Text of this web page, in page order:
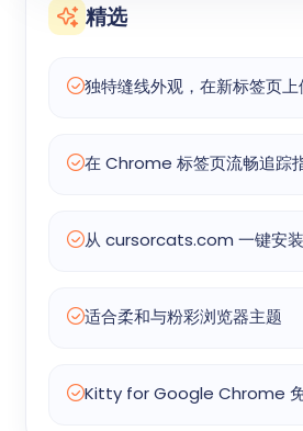
精选
独特缝线外观，在新标签页上
在 Chrome 标签页流畅追踪
从 cursorcats.com 一键安装
适合柔和与粉彩浏览器主题
Kitty for Google Chrome